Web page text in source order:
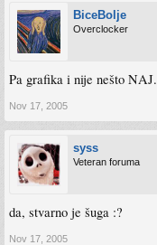
BiceBolje
Overclocker
Pa grafika i nije nešto NAJ.
Nov 17, 2005
syss
Veteran foruma
da, stvarno je šuga :?
Nov 17, 2005